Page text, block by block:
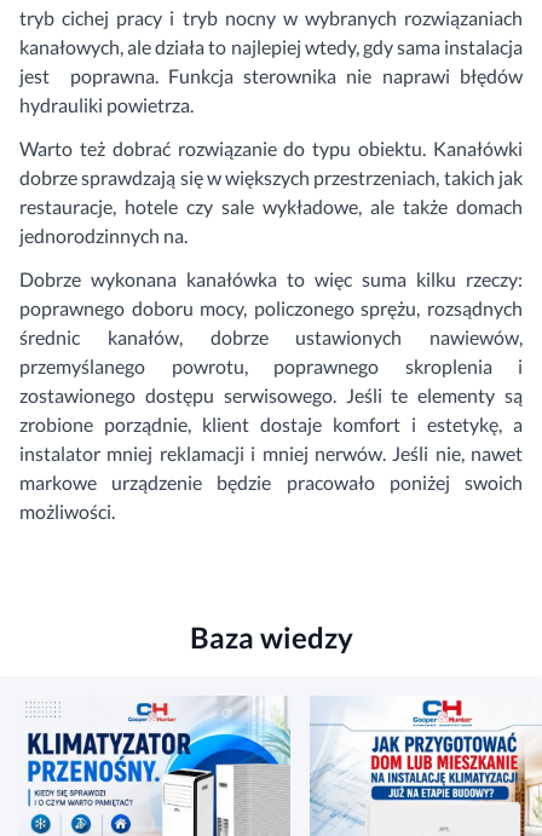
tryb cichej pracy i tryb nocny w wybranych rozwiązaniach
kanałowych, ale działa to najlepiej wtedy, gdy sama instalacja
jest poprawna. Funkcja sterownika nie naprawi błędów
hydrauliki powietrza.
Warto też dobrać rozwiązanie do typu obiektu. Kanałówki
dobrze sprawdzają się w większych przestrzeniach, takich jak
restauracje, hotele czy sale wykładowe, ale także domach
jednorodzinnych na.
Dobrze wykonana kanałówka to więc suma kilku rzeczy:
poprawnego doboru mocy, policzonego sprężu, rozsądnych
średnic kanałów, dobrze ustawionych nawiewów,
przemyślanego powrotu, poprawnego skroplenia i
zostawionego dostępu serwisowego. Jeśli te elementy są
zrobione porządnie, klient dostaje komfort i estetykę, a
instalator mniej reklamacji i mniej nerwów. Jeśli nie, nawet
markowe urządzenie będzie pracowało poniżej swoich
możliwości.
Baza wiedzy